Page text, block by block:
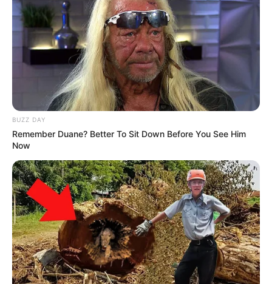
sangit, serangga sisik, dan lain sebagainya
(foto: wikipedia)
BUZZ DAY
Remember Duane? Better To Sit Down Before You See Him
Now